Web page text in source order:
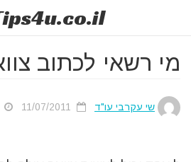
4u.co.il
מי רשאי לכתוב
שי עקרבי עו"ד